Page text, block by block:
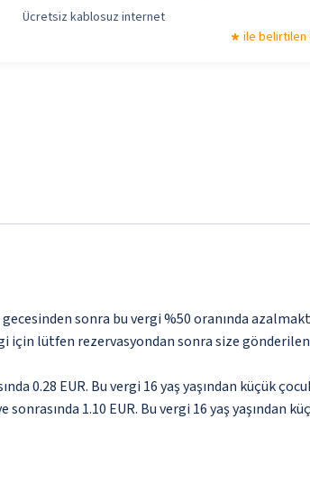
Ücretsiz kablosuz internet
ile belirtilen
sonra bu vergi %50 oranında
lütfen rezervasyondan sonra size
0.28 EUR. Bu vergi 16 yaş yaşından küçük
1.10 EUR. Bu vergi 16 yaş yaşından